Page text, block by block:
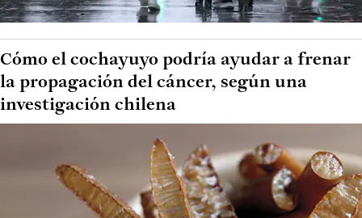
Cómo el cochayuyo podría ayudar a frenar
la propagación del cáncer, según una
investigación chilena